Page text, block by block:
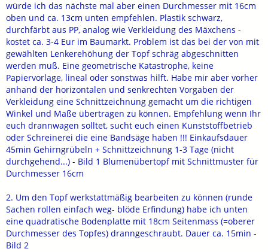
würde ich das nächste mal aber einen Durchmesser mit 16cm
oben und ca. 13cm unten empfehlen. Plastik schwarz,
durchfärbt aus PP, analog wie Verkleidung des Mäxchens -
kostet ca. 3-4 Eur im Baumarkt. Problem ist das bei der von mit
gewählten Lenkerehöhung der Topf schräg abgeschnitten
werden muß. Eine geometrische Katastrophe, keine
Papiervorlage, lineal oder sonstwas hilft. Habe mir aber vorher
anhand der horizontalen und senkrechten Vorgaben der
Verkleidung eine Schnittzeichnung gemacht um die richtigen
Winkel und Maße übertragen zu können. Empfehlung wenn Ihr
euch drannwagen solltet, sucht euch einen Kunststoffbetrieb
oder Schreinerei die eine Bandsäge haben !!! Einkaufsdauer
45min Gehirngrübeln + Schnittzeichnung 1-3 Tage (nicht
durchgehend...) - Bild 1 Blumenübertopf mit Schnittmuster für
Durchmesser 16cm
2. Um den Topf werkstattmäßig bearbeiten zu können (runde
Sachen rollen einfach weg- blöde Erfindung) habe ich unten
eine quadratische Bodenplatte mit 18cm Seitenmass (=oberer
Durchmesser des Topfes) dranngeschraubt. Dauer ca. 15min -
Bild 2